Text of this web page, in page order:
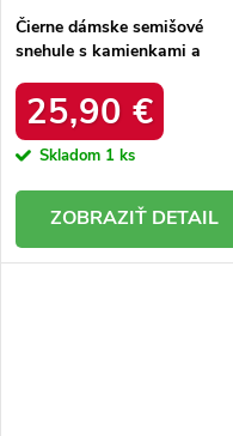
Čierne dámske semišové
snehule s kamienkami a
W8009 BLACK
25,90 €
Skladom 1 ks
DETAIL